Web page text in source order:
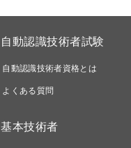
自動認識技術者試験
自動認識技術者資格とは
よくある質問
基本技術者